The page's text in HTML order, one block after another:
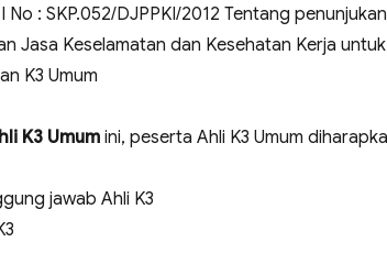
: SKP.052/DJPPKI/2012 Tentang
Jasa Keselamatan dan Kesehatan Kerja
K3 Umum
K3 Umum ini, peserta Ahli K3 Umum
jawab Ahli K3